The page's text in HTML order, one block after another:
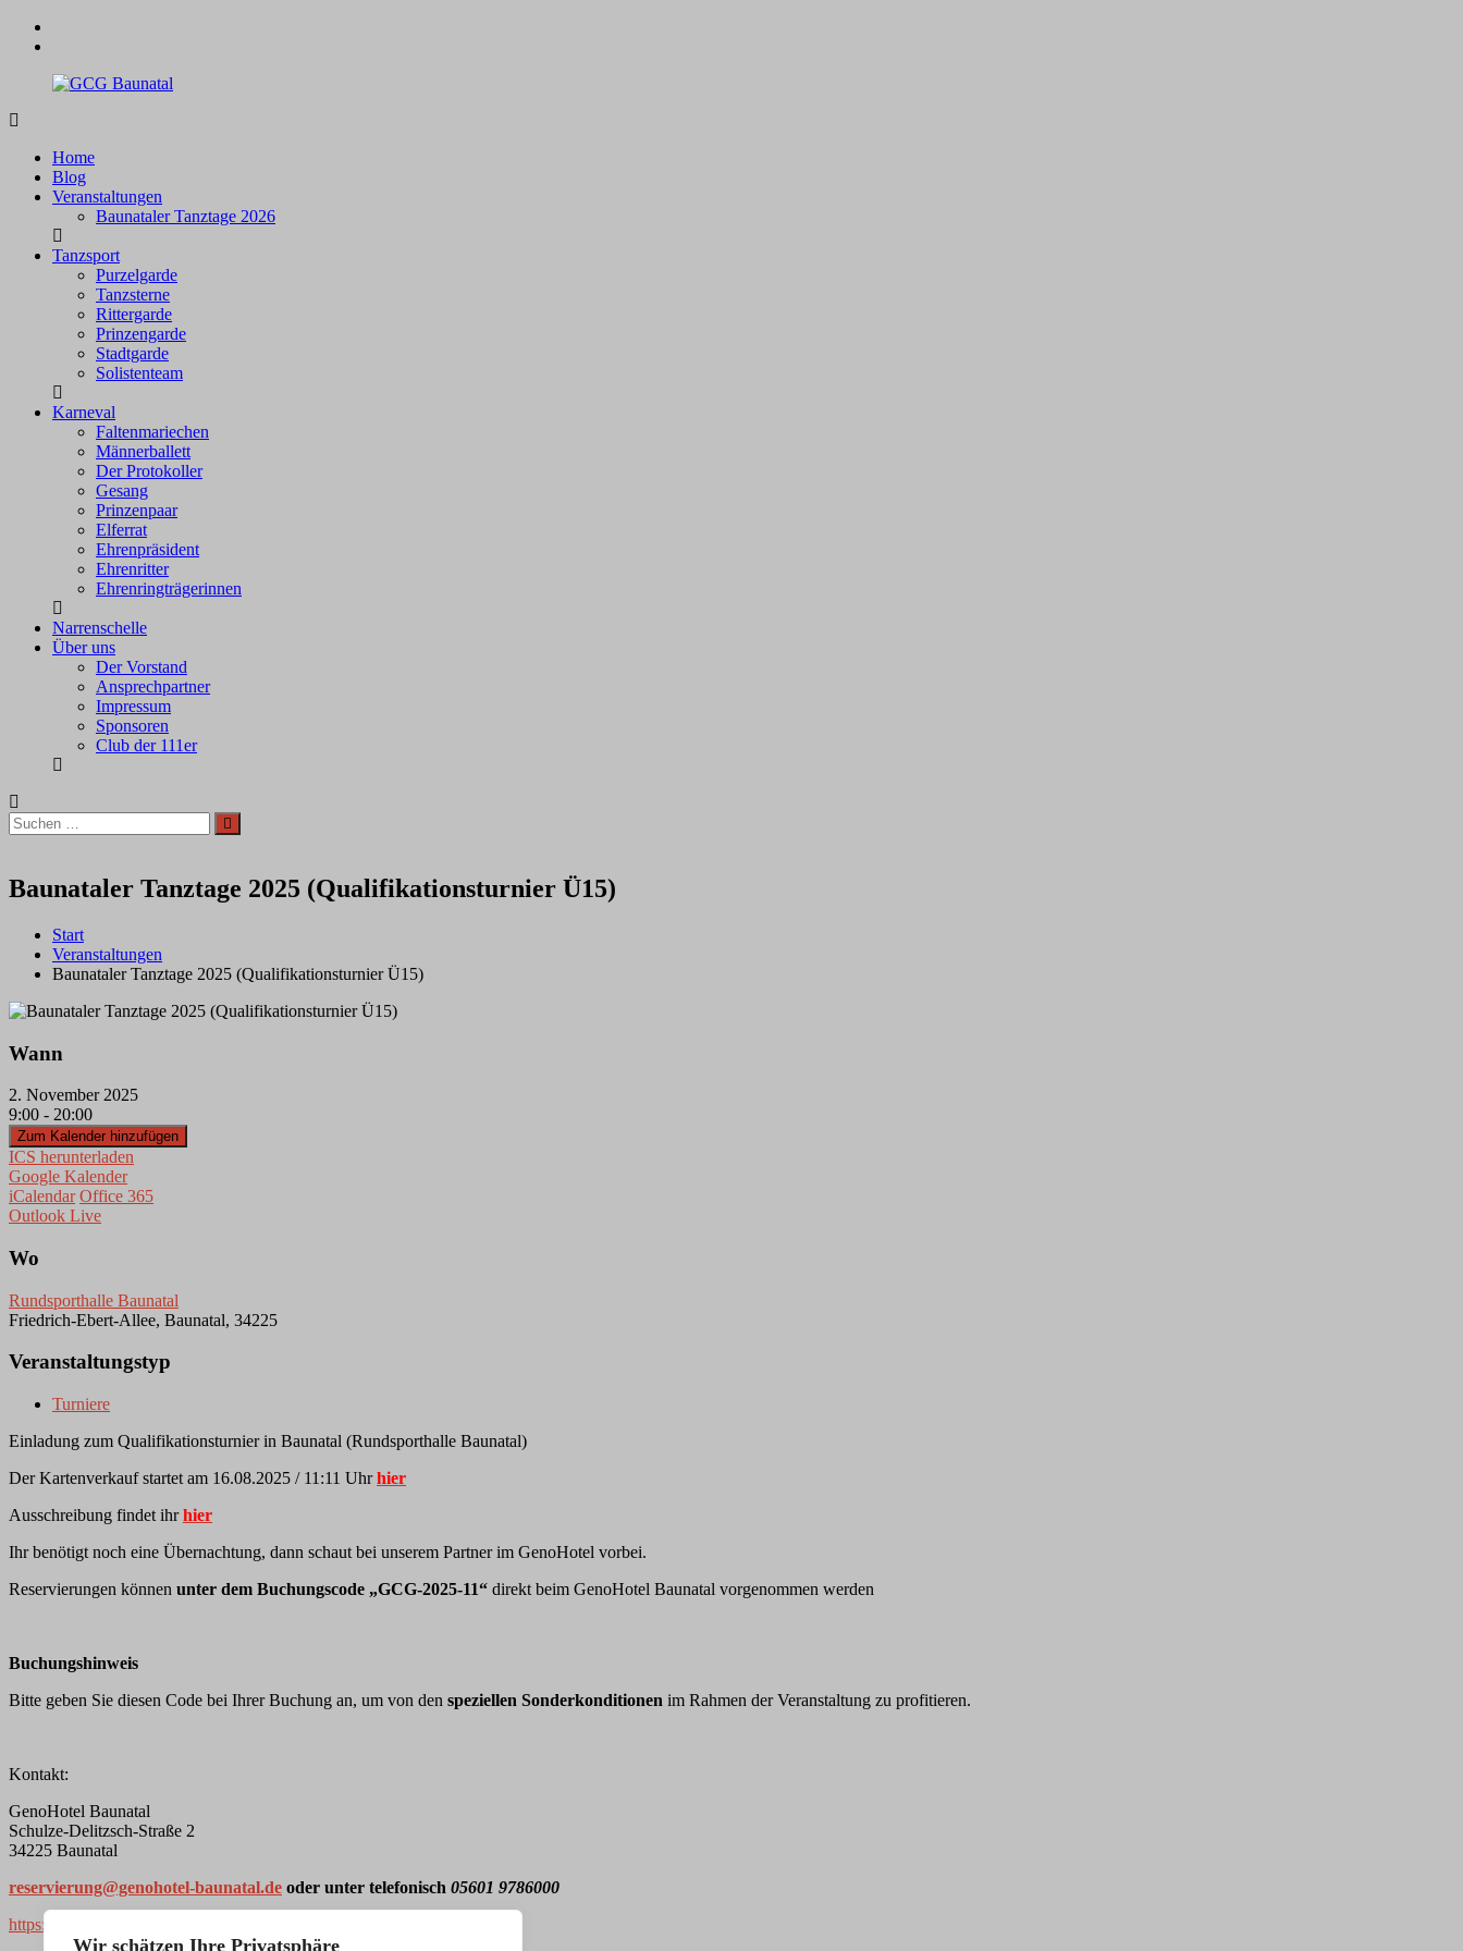
Wir schätzen Ihre Privatsphäre
Zum
Inhalt
BaunatalHome
Blog
Veranstaltungen
Baunataler Tanztage 2026
Tanzsport
Purzelgarde
Tanzsterne
Rittergarde
Prinzengarde
Stadtgarde
Solistenteam
Karneval
Faltenmariechen
Männerballett
Der Protokoller
Gesang
Prinzenpaar
Elferrat
Ehrenpräsident
Ehrenritter
Ehrenringträgerinnen
Narrenschelle
Über uns
Der Vorstand
Ansprechpartner
Impressum
Sponsoren
Club der 111er
Suchen
nach:
Suchen
Baunataler Tanztage 2025 (Qualifikationsturnier Ü15)
Start
Veranstaltungen
Baunataler Tanztage 2025 (Qualifikationsturnier Ü15)
Wann
2. November 2025
9:00 - 20:00
Zum Kalender hinzufügen
ICS herunterladen
Google Kalender
iCalendar Office 365
Outlook Live
Wo
Rundsporthalle Baunatal
Friedrich-Ebert-Allee, Baunatal, 34225
Veranstaltungstyp
Turniere
Einladung zum Qualifikationsturnier in Baunatal (Rundsporthalle Baunatal)
Der Kartenverkauf startet am 16.08.2025 / 11:11 Uhrhier
Ausschreibung findet ihrhier
Ihr benötigt noch eine Übernachtung, dann schaut bei unserem Partner im GenoHotel vorbei.
Reservierungen können unter dem Buchungscode „GCG-2025-11“ direkt beim GenoHotel Baunatal vorgenommen werden
Buchungshinweis
Bitte geben Sie diesen Code bei Ihrer Buchung an, um von den speziellen Sonderkonditionen im Rahmen der Veranstaltung zu profitieren.
Kontakt:
GenoHotel Baunatal
Schulze-Delitzsch-Straße 2
34225 Baunatal
reservierung@genohotel-baunatal.de oder unter telefonisch 05601 9786000
https://www.genohotel-baunatal.de